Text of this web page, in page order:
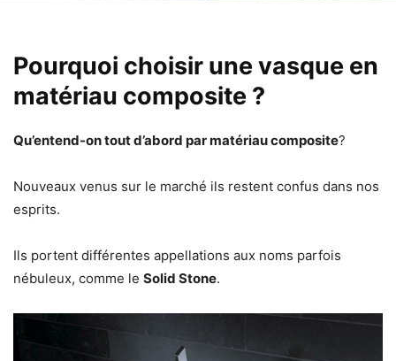
Pourquoi choisir une vasque en
matériau composite ?
Qu’entend-on tout d’abord par matériau composite?
Nouveaux venus sur le marché ils restent confus dans nos
esprits.
Ils portent différentes appellations aux noms parfois
nébuleux, comme le Solid Stone.